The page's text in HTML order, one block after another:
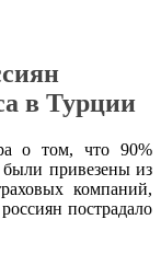
в Турции
о том, что 90%
были привезены из
компаний,
пострадало